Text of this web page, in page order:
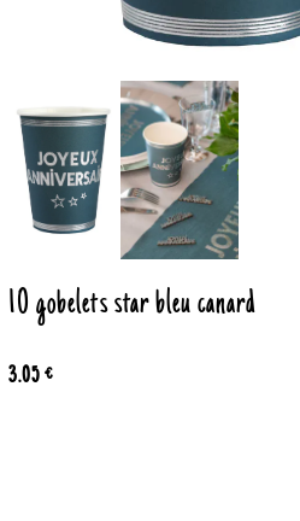
10 gobelets star bleu canard
3.05 €